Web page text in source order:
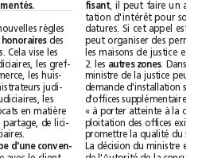
Fixation des tarifs réglementés.
(12) fixe de nouvelles règles
honoraires
des
professions réglementées. Cela vise les
commissaires-priseurs judiciaires, les gref-
fiers de tribunal de commerce, les huis-
siers de justice, les administrateurs judi-
ciaires, les mandataires judiciaires, les
notaires ainsi que les avocats en matière
de saisie immobilière, de partage, de lici-
tation et de sûretés judiciaires.
principe d'une conven-
fisant
autres zones